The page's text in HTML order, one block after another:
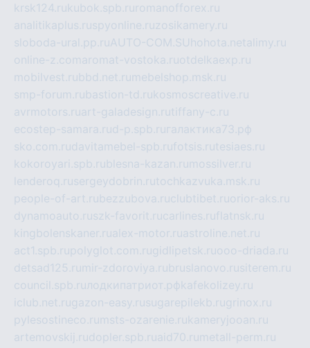
krsk124.rukubok.spb.ru romanofforex.ru
analitikaplus.ruspyonline.ruzosikamery.ru
sloboda-ural.pp.ruAUTO-COM.SU hohota.netalimy.ru
online-z.comaromat-vostoka.ruotdelkaexp.ru
mobilvest.rubbd.net.ru mebelshop.msk.ru
smp-forum.rubastion-td.rukosmoscreative.ru
avrmotors.ruart-galadesign.rutiffany-c.ru
ecostep-samara.rud-p.spb.ru галактика73.рф
sko.com.rudavitamebel-spb.rufotsis.rutesiaes.ru
kokoroyari.spb.rublesna-kazan.ru mossilver.ru
lenderoq.rusergeydobrin.rutochkazvuka.msk.ru
people-of-art.rubezzubova.ruclubtibet.ruorior-aks.ru
dynamoauto.ruszk-favorit.rucarlines.ruflatnsk.ru
kingbolenskaner.rualex-motor.ruastroline.net.ru
act1.spb.rupolyglot.com.rugidlipetsk.ruooo-driada.ru
detsad125.ru mir-zdoroviya.rubruslanovo.rusiterem.ru
council.spb.ruлодкипатриот.рфkafekolizey.ru
iclub.net.rugazon-easy.rusugarepilekb.rugrinox.ru
pylesostineco.ru msts-ozarenie.rukameryjooan.ru
artemovskij.rudopler.spb.ruaid70.ru metall-perm.ru